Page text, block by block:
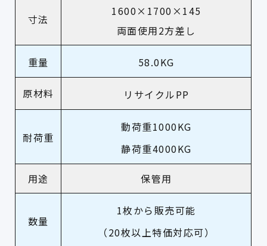
寸法
1600×1700×145
両面使用2方差し
重量 58.0KG
原材料 リサイクルPP
耐荷重
動荷重1000KG
静荷重4000KG
用途 保管用
数量
1枚から販売可能
（20枚以上特価対応可）